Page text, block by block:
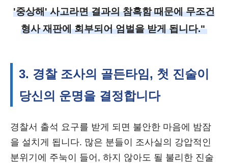
'중상해' 사고라면 결과의 참혹함 때문에 무조건
형사 재판에 회부되어 엄벌을 받게 됩니다."
3. 경찰 조사의 골든타임, 첫 진술이
당신의 운명을 결정합니다
경찰서 출석 요구를 받게 되면 불안한 마음에 밤잠
을 설치게 됩니다. 많은 분들이 조사실의 강압적인
분위기에 주눅이 들어, 하지 않아도 될 불리한 진술